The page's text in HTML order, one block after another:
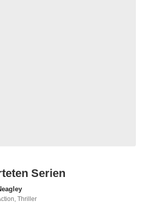
Serien
,Thriller